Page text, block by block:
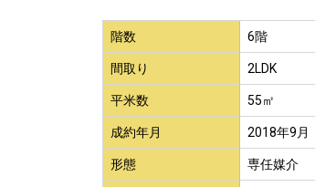
階数 6階
間取り 2LDK
平米数 55㎡
成約年月 2018年9月
形態 専任媒介